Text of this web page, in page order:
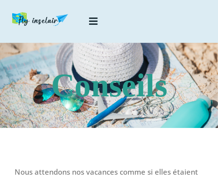
Toggle
Conseils
Destinations
Food
Conseils
Nous attendons nos vacances comme si elles étaient